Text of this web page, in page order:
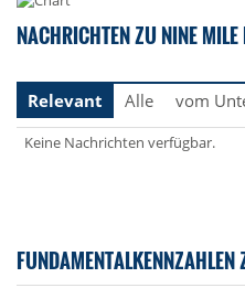
NACHRICHTEN ZU NINE MILE
Relevant
Alle vom
Keine Nachrichten verfügbar.